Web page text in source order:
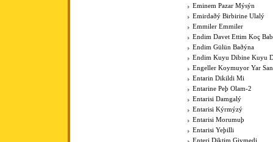
Eminem Pazar Mýsýn
Emirdaðý Birbirine Ulalý
Emmiler Emmiler
Endim Davet Ettim Koç
Endim Gülün Baðýna
Endim Kuyu Dibine Kuyu
Engeller Koymuyor Yar
Entarin Dikildi Mi
Entarine Peþ Olam-2
Entarisi Damgalý
Entarisi Kýrmýzý
Entarisi Morumuþ
Entarisi Yeþilli